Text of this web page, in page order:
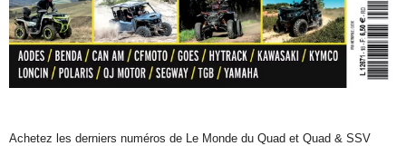
Achetez les derniers numéros de Le Monde du Quad et Quad & SSV